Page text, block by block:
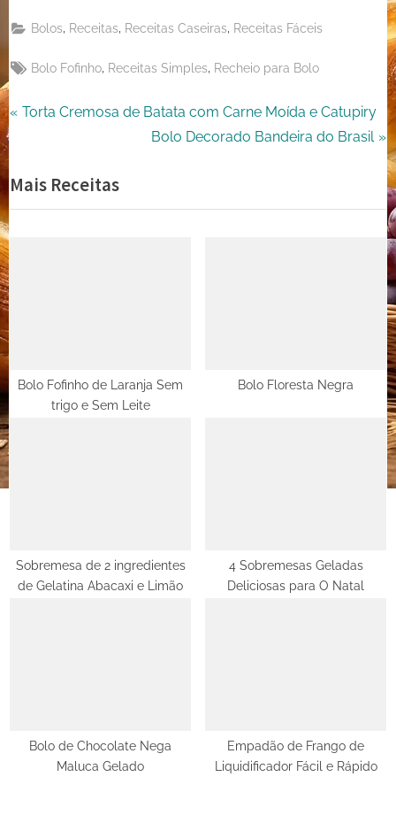
X
Bolos, Receitas, Receitas Caseiras, Receitas Fáceis
Tags:
Bolo Fofinho Receitas Simples Recheio para Bolo
Navegação
Post
P
v
i
t
Torta Cremosa de Batata com Carne Moída e Catupiry
N
t
Bolo Decorado Bandeira do Brasil
Mais Receitas
Bolo Fofinho de Laranja Sem
trigo e Sem Leite
Bolo Floresta Negra
Sobremesa de 2 ingredientes
de Gelatina Abacaxi e Limão
4 Sobremesas Geladas
Deliciosas para O Natal
Bolo de Chocolate Nega
Maluca Gelado
Empadão de Frango de
Liquidificador Fácil e Rápido